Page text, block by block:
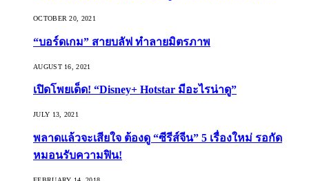
OCTOBER 20, 2021
“บอร์ดเกม” สายบลัฟ ทำลายมิตรภาพ
AUGUST 16, 2021
เปิดโพยเด็ด! “Disney+ Hotstar มีอะไรน่าดู”
JULY 13, 2021
พลาดแล้วจะเสียใจ ต้องดู “ซีรีส์จีน” 5 เรื่องใหม่ รอกัด
หมอนรับความฟิน!